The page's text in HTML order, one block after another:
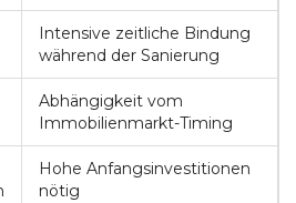
Intensive zeitliche Bindung
während der Sanierung
Abhängigkeit vom
Immobilienmarkt-Timing
Hohe Anfangsinvestitionen
nötig